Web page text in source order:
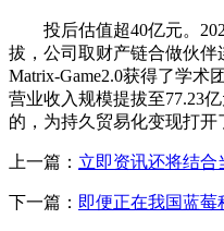
投后估值超40亿元。
拔，公司取财产链合做伙伴
Matrix-Game2.0获得了学术
营业收入规模提拔至77.23
的，为持久贸易化变现打开
上一篇： 立即资讯还将结合
下一篇： 即便正在我国蓝